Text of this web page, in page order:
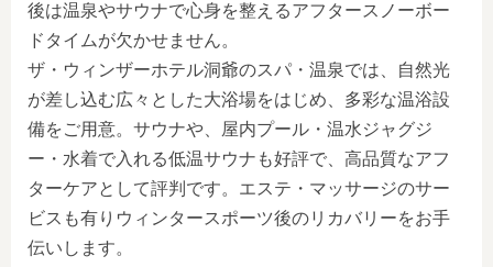
後は温泉やサウナで心身を整えるアフタースノーボー
ドタイムが欠かせません。
ザ・ウィンザーホテル洞爺のスパ・温泉では、自然光
が差し込む広々とした大浴場をはじめ、多彩な温浴設
備をご用意。サウナや、屋内プール・温水ジャグジ
ー・水着で入れる低温サウナも好評で、高品質なアフ
ターケアとして評判です。エステ・マッサージのサー
ビスも有りウィンタースポーツ後のリカバリーをお手
伝いします。